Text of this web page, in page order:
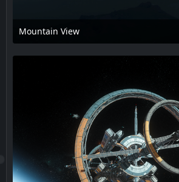
Mountain View
17. Februar 2025 um 14:11